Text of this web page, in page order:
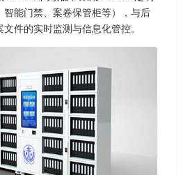
智能门禁、案卷保管柜等），与后
件的实时监测与信息化管控。